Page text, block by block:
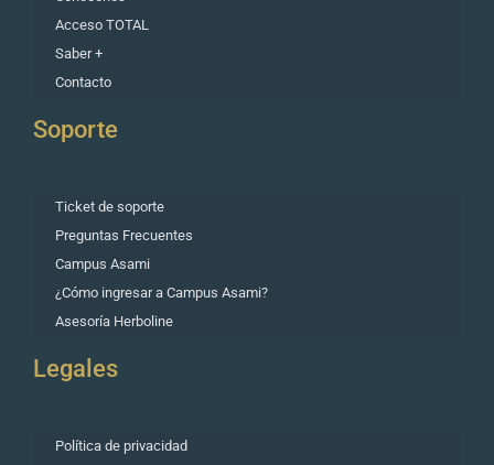
Acceso TOTAL
Saber +
Contacto
Soporte
Ticket de soporte
Preguntas Frecuentes
Campus Asami
¿Cómo ingresar a Campus Asami?
Asesoría Herboline
Legales
Política de privacidad